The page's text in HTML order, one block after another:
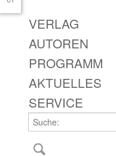
VERLAG
AUTOREN
PROGRAMM
AKTUELLES
SERVICE